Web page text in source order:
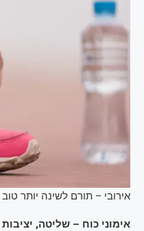
אירובי – תורם לשינה יותר טוב
אימוני כוח – שליטה,